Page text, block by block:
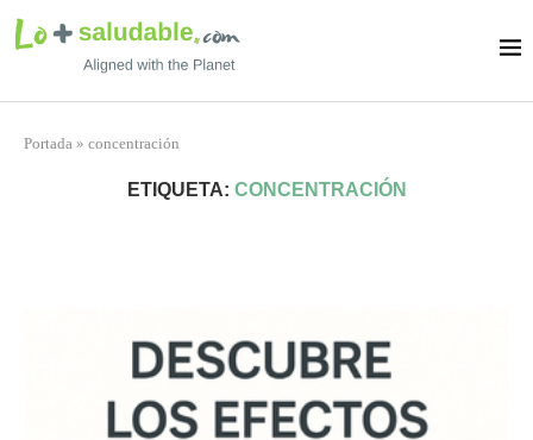
Portada » concentración
ETIQUETA: CONCENTRACIÓN